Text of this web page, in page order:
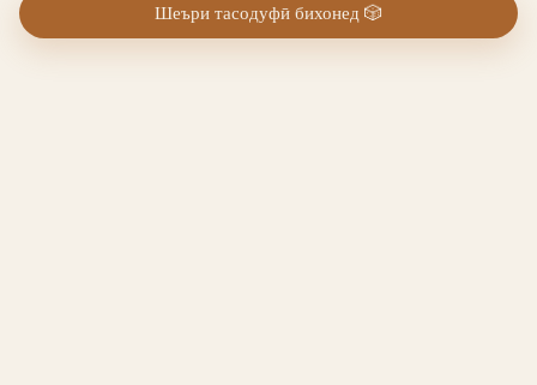
Шеъри тасодуфӣ бихонед 🎲